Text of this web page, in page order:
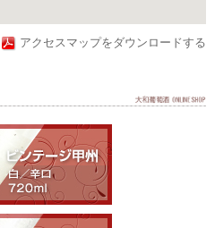
アクセスマップをダウンロードする